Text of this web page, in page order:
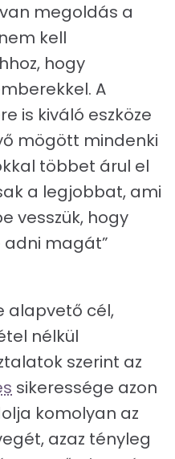
megoldás a
kell
hogy
A
is kiváló eszköze
mögött mindenki
többet árul el
a legjobbat, ami
vesszük, hogy
adni magát”
alapvető cél,
nélkül
szerint az
sikeressége azon
komolyan az
azaz tényleg